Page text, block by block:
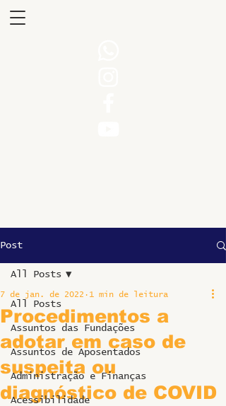
Post
All Posts
Assuntos das Fundações
Assuntos de Aposentados
Administração e Finanças
Acessibilidade
All Posts
Procedimentos a
adotar em caso de
suspeita ou
diagnóstico de COVID
7 de jan. de 2022 1 min de leitura